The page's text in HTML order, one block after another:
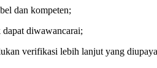
dan kompeten;
diwawancarai;
verifikasi lebih lanjut yang